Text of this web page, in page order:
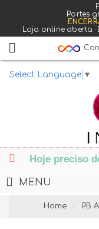
Portes
Loja online aberta
Select Language ▼
MENU
Home PB